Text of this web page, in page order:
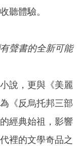
聽體驗。
聲書的全新可能
說，更與《美麗
《反烏托邦三部
經典始祖，影響
裡的文學奇品之